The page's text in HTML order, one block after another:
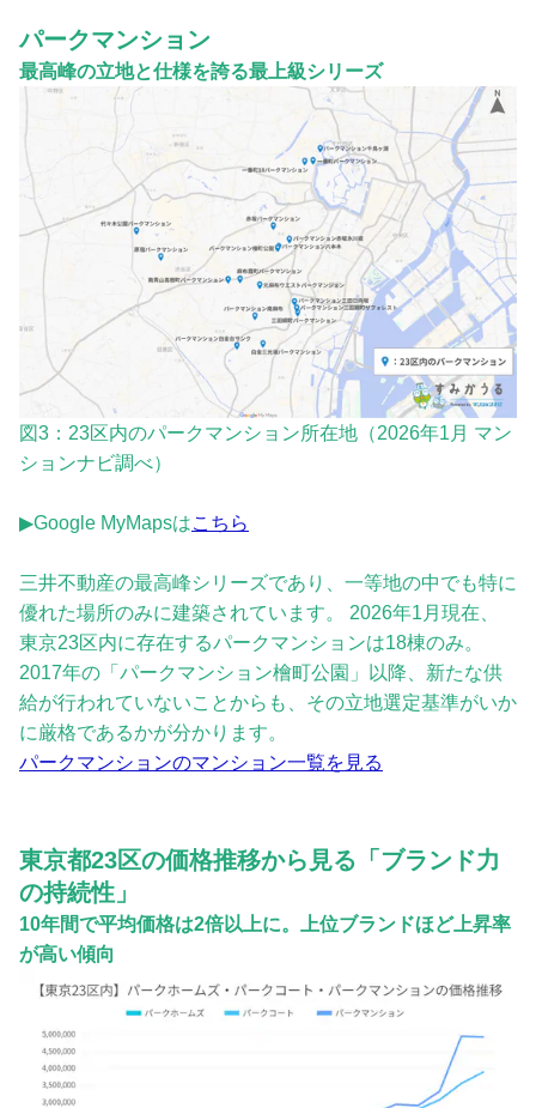
パークマンション
最高峰の立地と仕様を誇る最上級シリーズ
図3：23区内のパークマンション所在地（2026年1月 マン
ションナビ調べ）
▶Google MyMapsはこちら
三井不動産の最高峰シリーズであり、一等地の中でも特に
優れた場所のみに建築されています。 2026年1月現在、
東京23区内に存在するパークマンションは18棟のみ。
2017年の「パークマンション檜町公園」以降、新たな供
給が行われていないことからも、その立地選定基準がいか
に厳格であるかが分かります。
パークマンションのマンション一覧を見る
東京都23区の価格推移から見る「ブランド力
の持続性」
10年間で平均価格は2倍以上に。上位ブランドほど上昇率
が高い傾向